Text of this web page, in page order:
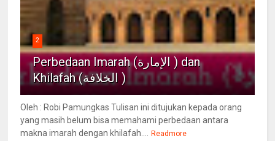
2
Perbedaan Imarah (الإمارة ) dan
Khilafah (الخلافة )
Oleh : Robi Pamungkas Tulisan ini ditujukan kepada orang
yang masih belum bisa memahami perbedaan antara
makna imarah dengan khilafah....
Readmore